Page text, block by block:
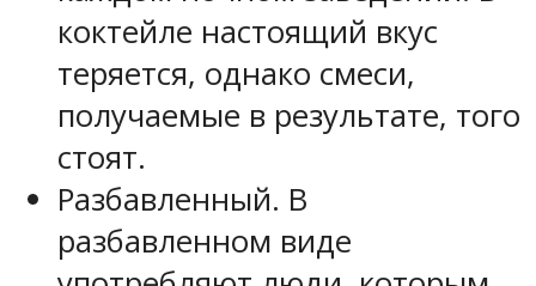
коктейле настоящий вкус
теряется, однако смеси,
получаемые в результате, того
стоят.
Разбавленный. В
разбавленном виде